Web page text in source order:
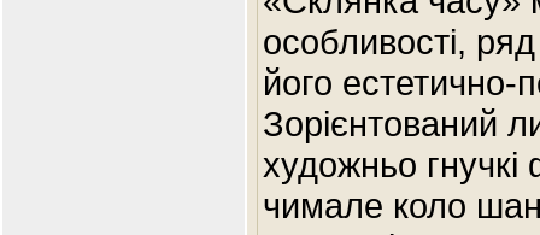
особливості,
його естетично-
Зорієнтований
художньо
чимале коло